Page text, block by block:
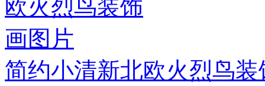
简约小清新北欧火烈鸟